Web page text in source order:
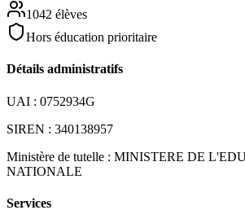
1042 élèves
Hors éducation prioritaire
Détails administratifs
UAI : 0752934G
SIREN : 340138957
Ministère de tutelle : MINISTERE DE
NATIONALE
Services